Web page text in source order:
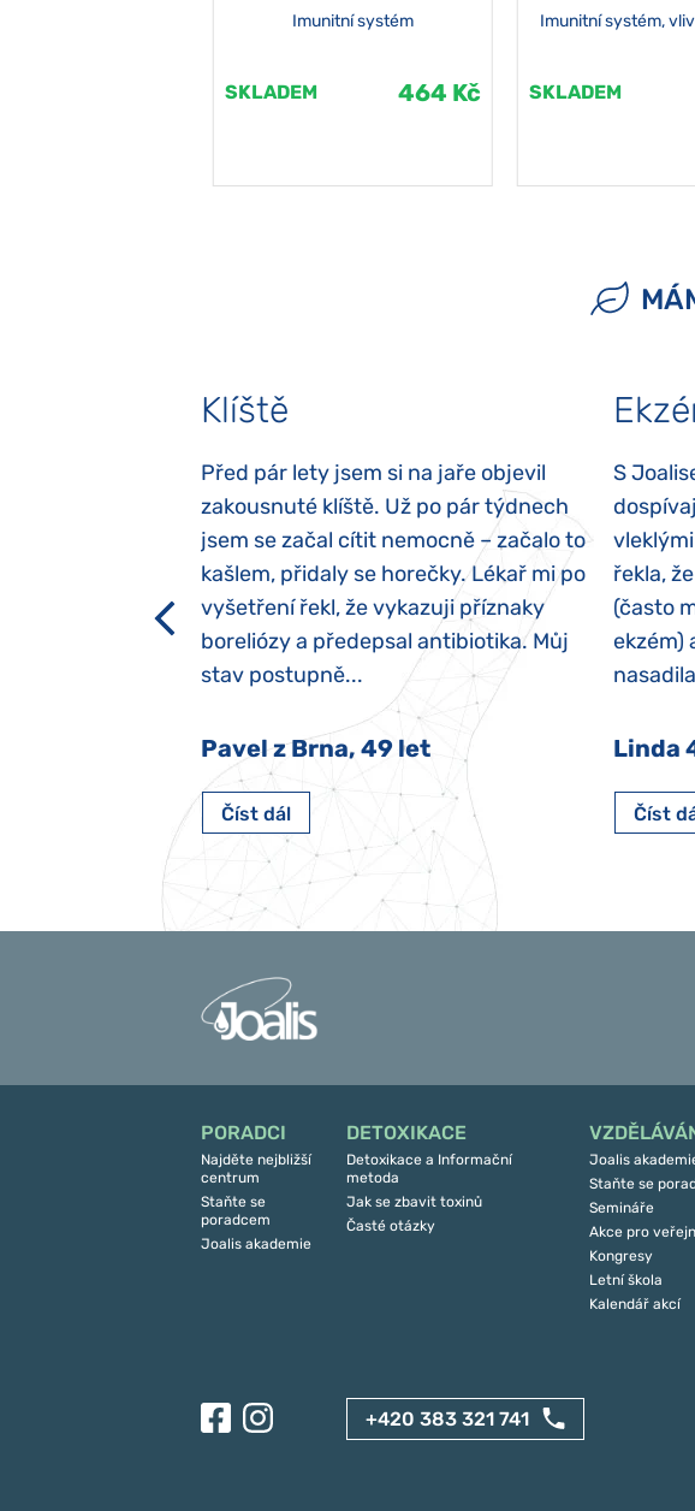
Imunitní systém
SKLADEM 464 Kč
Imunitní systém,
SKLADEM
Klíště
Před pár lety jsem si na jaře objevil
zakousnuté klíště. Už po pár týdnech
jsem se začal cítit nemocně – začalo to
kašlem, přidaly se horečky. Lékař mi po
vyšetření řekl, že vykazuji příznaky
boreliózy a předepsal antibiotika. Můj
stav postupně...
Pavel z Brna, 49 let
Číst dál
S
řekla,
(často
ekzém)
Linda
Číst
PORADCI
Najděte nejbližší
centrum
Staňte se
poradcem
Joalis akademie
DETOXIKACE
Detoxikace a Informační
metoda
Jak se zbavit toxinů
Časté otázky
Joalis
Staňte se
Semináře
Akce pro
Kongresy
Letní škola
Kalendář akcí
+420 383 321 741